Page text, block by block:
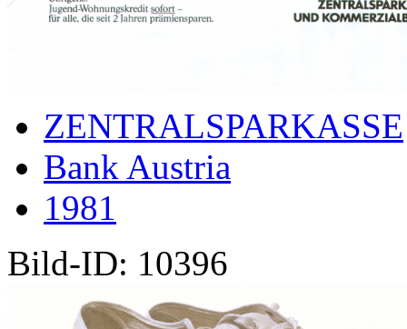
ZENTRALSPARKASSE
Bank Austria
1981
Bild-ID: 10396